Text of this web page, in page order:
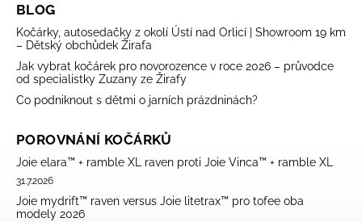
BLOG
Kočárky, autosedačky z okolí Ústí nad Orlicí | Showroom 19 km
– Dětský obchůdek Žirafa
Jak vybrat kočárek pro novorozence v roce 2026 – průvodce
od specialistky Zuzany ze Žirafy
Co podniknout s dětmi o jarních prázdninách?
POROVNÁNÍ KOČÁRKŮ
Joie elara™ + ramble XL raven proti Joie Vinca™ + ramble XL
31.7.2026
Joie mydrift™ raven versus Joie litetrax™ pro tofee oba
modely 2026